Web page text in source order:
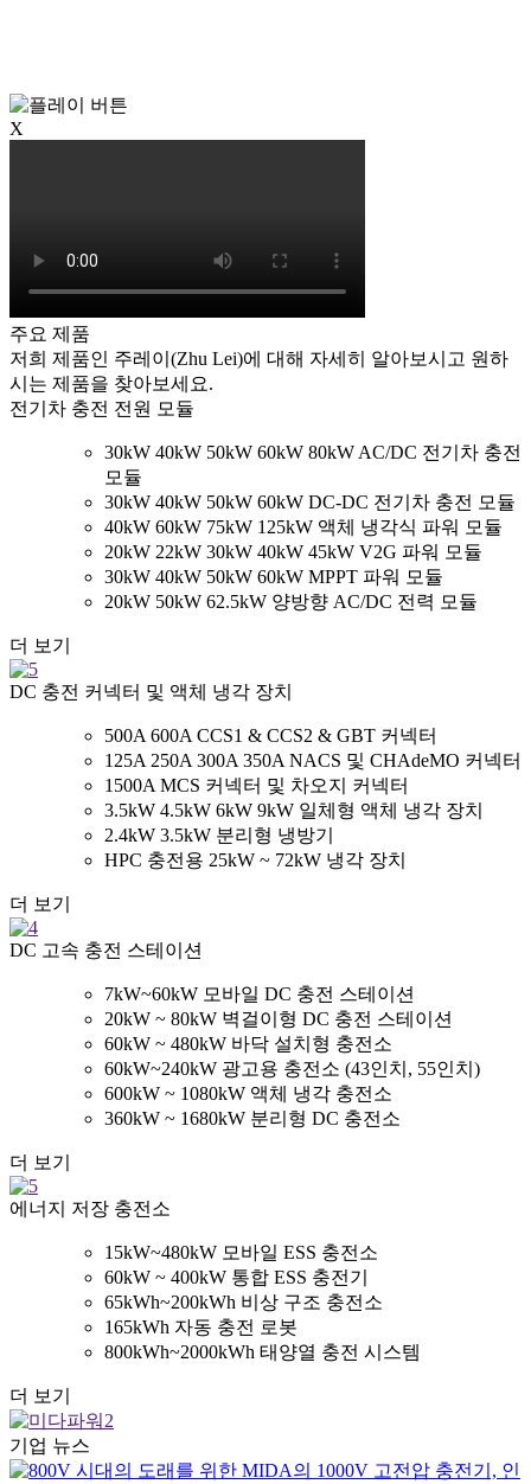
X
주요 제품
저희 제품인 주레이(Zhu Lei)에 대해 자세히 알아보시고 원하
시는 제품을 찾아보세요.
전기차 충전 전원 모듈
30kW 40kW 50kW 60kW 80kW AC/DC 전기차 충전
모듈
30kW 40kW 50kW 60kW DC-DC 전기차 충전 모듈
40kW 60kW 75kW 125kW 액체 냉각식 파워 모듈
20kW 22kW 30kW 40kW 45kW V2G 파워 모듈
30kW 40kW 50kW 60kW MPPT 파워 모듈
20kW 50kW 62.5kW 양방향 AC/DC 전력 모듈
더 보기
DC 충전 커넥터 및 액체 냉각 장치
500A 600A CCS1 & CCS2 & GBT 커넥터
125A 250A 300A 350A NACS 및 CHAdeMO 커넥터
1500A MCS 커넥터 및 차오지 커넥터
3.5kW 4.5kW 6kW 9kW 일체형 액체 냉각 장치
2.4kW 3.5kW 분리형 냉방기
HPC 충전용 25kW ~ 72kW 냉각 장치
더 보기
DC 고속 충전 스테이션
7kW~60kW 모바일 DC 충전 스테이션
20kW ~ 80kW 벽걸이형 DC 충전 스테이션
60kW ~ 480kW 바닥 설치형 충전소
60kW~240kW 광고용 충전소 (43인치, 55인치)
600kW ~ 1080kW 액체 냉각 충전소
360kW ~ 1680kW 분리형 DC 충전소
더 보기
에너지 저장 충전소
15kW~480kW 모바일 ESS 충전소
60kW ~ 400kW 통합 ESS 충전기
65kWh~200kWh 비상 구조 충전소
165kWh 자동 충전 로봇
800kWh~2000kWh 태양열 충전 시스템
더 보기
기업 뉴스